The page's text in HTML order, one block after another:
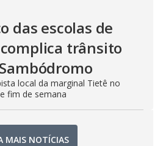
das escolas de
complica trânsito
local da marginal Tietê no
fim de semana
MAIS NOTÍCIAS